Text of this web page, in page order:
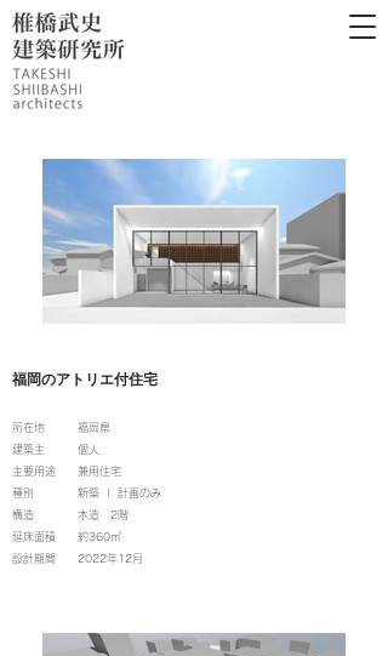
福岡のアトリエ付住宅
所在地 福岡県
建築主 個人
主要用途 兼用住宅
種別 新築 | 計画のみ
構造 木造 2階
延床面積 約360㎡
設計期間 2022年12月